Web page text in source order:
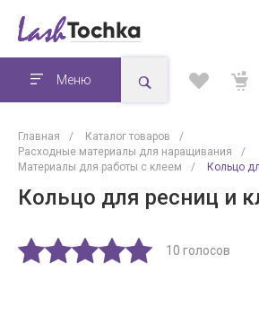
Меню
Главная / Каталог товаров
/
Расходные материалы для наращивания
/
Материалы для работы с клеем
/ Кольцо
Кольцо для ресниц и
10 голосов